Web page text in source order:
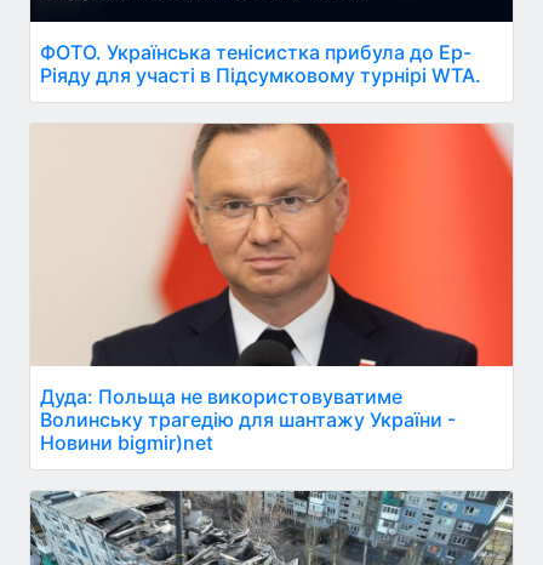
ФОТО. Українська тенісистка прибула до Ер-
Ріяду для участі в Підсумковому турнірі WTA.
Дуда: Польща не використовуватиме
Волинську трагедію для шантажу України -
Новини bigmir)net